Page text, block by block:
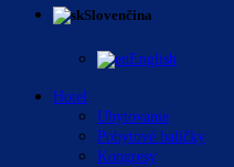
Slovenčina
English
Hotel
Ubytovanie
Pobytové balíčky
Kongresy